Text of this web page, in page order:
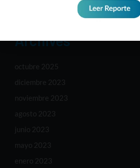
Archives
octubre 2025
diciembre 2023
noviembre 2023
agosto 2023
junio 2023
mayo 2023
enero 2023